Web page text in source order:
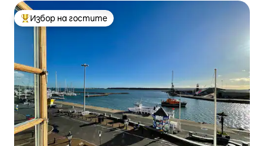
Най-популярен избор на гостите
Избор на гостите